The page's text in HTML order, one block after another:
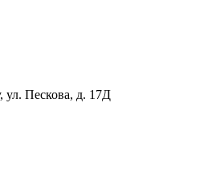
ул. Пескова, д. 17Д